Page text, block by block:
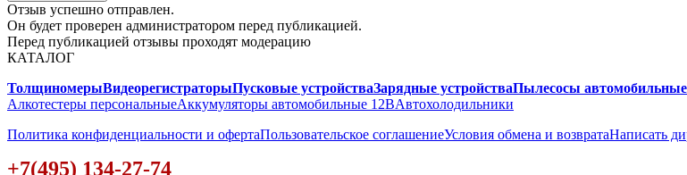
Отзыв успешно отправлен.
Он будет проверен администратором перед публикацией.
Перед публикацией отзывы проходят модерацию
КАТАЛОГ
ТолщиномерыВидеорегистраторыПусковые устройстваЗарядные устройстваПылесосы автомобильные
Алкотестеры персональныеАккумуляторы автомобильные 12ВАвтохолодильники
Политика конфиденциальности и офертаПользовательское соглашениеУсловия обмена и возвратаНаписать
+7(495) 134-27-74